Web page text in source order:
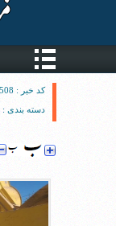
کد خبر : 8508
دسته بندی :